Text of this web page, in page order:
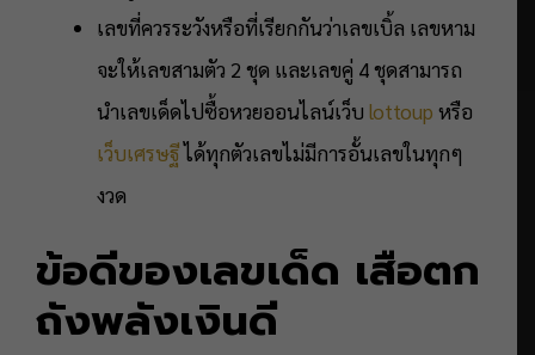
เลขที่ควรระวังหรือที่เรียกกันว่าเลขเบิ้ล เลขหาม
จะให้เลขสามตัว 2 ชุด และเลขคู่ 4 ชุดสามารถ
นำเลขเด็ดไปซื้อหวยออนไลน์เว็บ lottoup หรือ
เว็บเศรษฐีได้ทุกตัวเลขไม่มีการอั้นเลขในทุกๆ
งวด
ข้อดีของเลขเด็ด เสือตก
ถังพลังเงินดี